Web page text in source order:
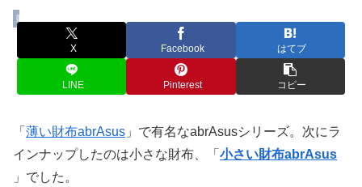
財布
X Facebook はてブ
LINE Pinterest コピー
「 薄い財布abrAsus 」で有名なabrAsusシリーズ。次にラ
インナップしたのは小さな財布、「 小さい財布abrAsus
」でした。